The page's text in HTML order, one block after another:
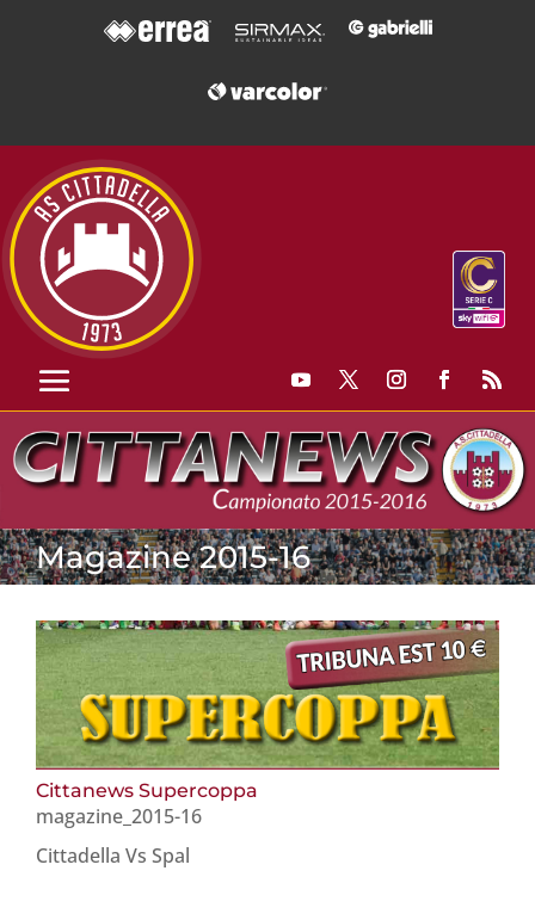
Magazine 2015-16
Cittanews Supercoppa
magazine_2015-16
Cittadella Vs Spal